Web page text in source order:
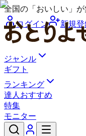
全国の「おいしい」
ログイン
新規
ジャンル
ギフト
ランキング
達人おすすめ
特集
モニター